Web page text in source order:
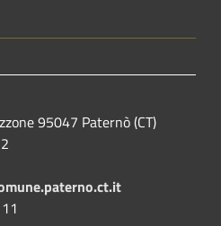
95047 Paternò (CT)